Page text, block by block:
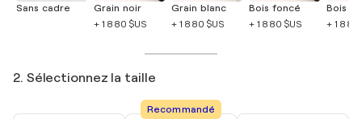
Sans cadre
Grain noir
+ 1 880 $US
Grain blanc
+ 1 880 $US
Bois foncé
+ 1 880 $US
Bois
+ 1 880
2. Sélectionnez la taille
Recommandé